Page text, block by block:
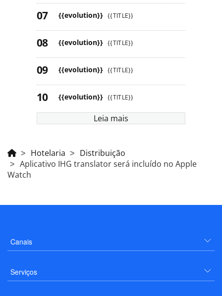
{{evolution}} {{TITLE}}
{{evolution}} {{TITLE}}
{{evolution}} {{TITLE}}
{{evolution}} {{TITLE}}
Leia mais
Hotelaria
Distribuição
Aplicativo IHG translator será incluído no Apple
Watch
Canais
Serviços